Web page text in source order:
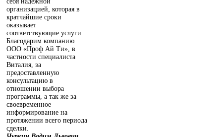
организацией, которая в
кратчайшие сроки
оказывает
соответствующие услуги.
Благодарим компанию
ООО «Проф Ай Ти», в
частности специалиста
Виталия, за
предоставленную
консультацию в
отношении выбора
программы, а так же за
своевременное
информирование на
протяжении всего периода
сделки.